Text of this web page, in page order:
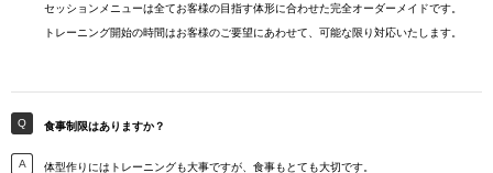
セッションメニューは全てお客様の目指す体形に合わせた完全オーダーメイドです。
トレーニング開始の時間はお客様のご要望にあわせて、可能な限り対応いたします。
食事制限はありますか？
体型作りにはトレーニングも大事ですが、食事もとても大切です。